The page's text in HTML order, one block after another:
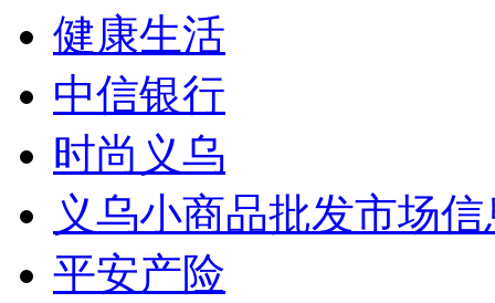
健康生活
中信银行
时尚义乌
义乌小商品批发市场
平安产险